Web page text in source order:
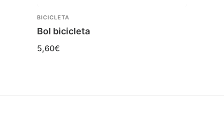
BICICLETA
Bol bicicleta
5,60€